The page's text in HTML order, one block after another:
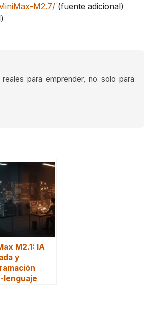
M2.7/ (fuente adicional)
para emprender, no solo para
M2.1: IA
y
lenguaje